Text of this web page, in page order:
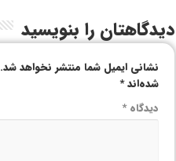
دیدگاهتان را بنویسید
نشانی ایمیل شما منتشر نخواهد شد.
شده‌اند*
دیدگاه*